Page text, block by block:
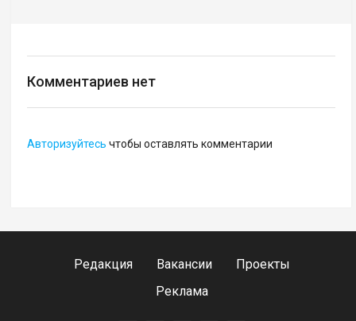
Комментариев нет
Авторизуйтесь чтобы оставлять комментарии
Редакция Вакансии
Проекты
Реклама